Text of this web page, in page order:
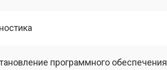
программного обеспечения